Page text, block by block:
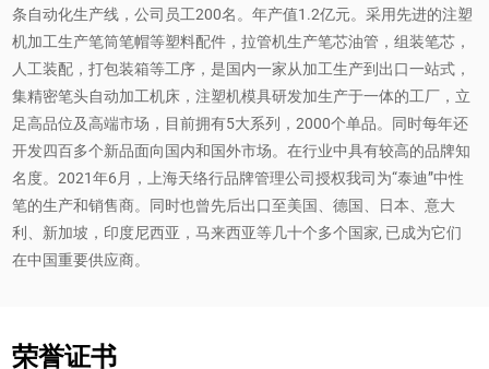
同时，该产品还有多种优势，如多种颜色选择、高
品质书写体验以及舒适握感等。无论是学生还是办
公人员，该圆珠笔都能够为他们的学习和工作提供
便利和舒适。
条自动化生产线，公司员工200名。年产值1.2亿元。采用先进的注塑
机加工生产笔筒笔帽等塑料配件，拉管机生产笔芯油管，组装笔芯，
人工装配，打包装箱等工序，是国内一家从加工生产到出口一站式，
集精密笔头自动加工机床，注塑机模具研发加生产于一体的工厂，立
足高品位及高端市场，目前拥有5大系列，2000个单品。同时每年还
开发四百多个新品面向国内和国外市场。在行业中具有较高的品牌知
名度。2021年6月，上海天络行品牌管理公司授权我司为“泰迪”中性
笔的生产和销售商。同时也曾先后出口至美国、德国、日本、意大
利、新加坡，印度尼西亚，马来西亚等几十个多个国家, 已成为它们
在中国重要供应商。
荣誉证书